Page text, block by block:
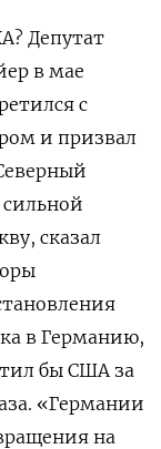
Депутат
в мае
с
и призвал
сказал
в Германию,
бы США за
«Германии
на